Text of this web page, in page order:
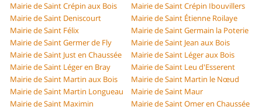
Mairie de Saint Crépin aux Bois
Mairie de Saint Crépin Ibouvillers
Mairie de Saint Deniscourt
Mairie de Saint Étienne Roilaye
Mairie de Saint Félix
Mairie de Saint Germain la Poterie
Mairie de Saint Germer de Fly
Mairie de Saint Jean aux Bois
Mairie de Saint Just en Chaussée
Mairie de Saint Léger aux Bois
Mairie de Saint Léger en Bray
Mairie de Saint Leu d'Esserent
Mairie de Saint Martin aux Bois
Mairie de Saint Martin le Nœud
Mairie de Saint Martin Longueau
Mairie de Saint Maur
Mairie de Saint Maximin
Mairie de Saint Omer en Chaussée